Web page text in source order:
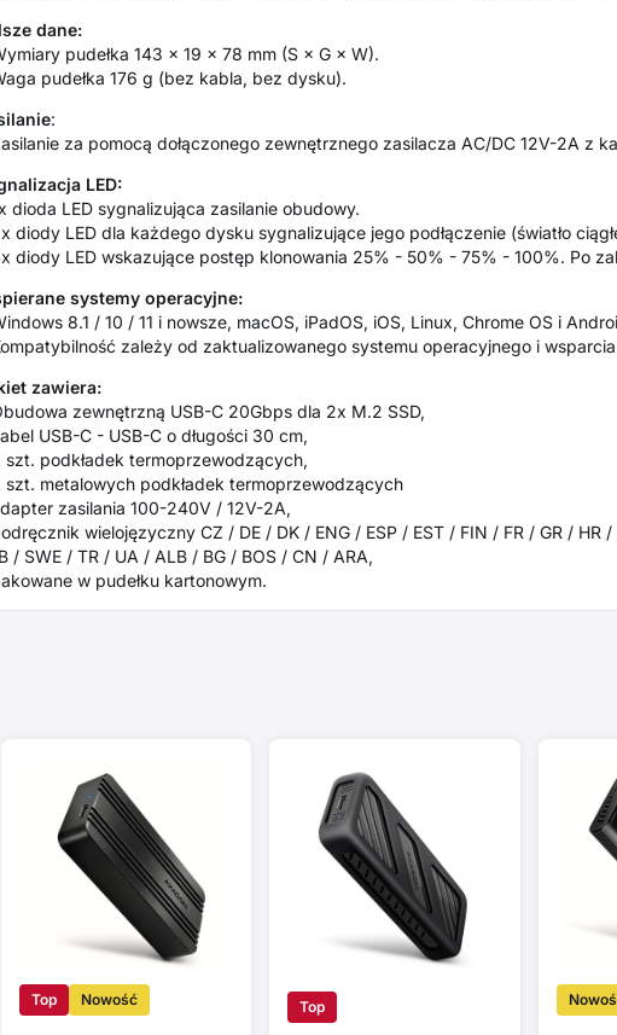
dane:
pudełka 143 × 19 × 78 mm (S × G × W).
pudełka 176 g (bez kabla, bez dysku).
:
za pomocą dołączonego zewnętrznego zasilacza AC/DC 12V-2A z
LED:
dioda LED sygnalizująca zasilanie obudowy.
diody LED dla każdego dysku sygnalizujące jego podłączenie (światło
diody LED wskazujące postęp klonowania 25% - 50% - 75% - 100%. Po
systemy operacyjne:
8.1 / 10 / 11 i nowsze, macOS, iPadOS, iOS, Linux, Chrome OS i
zależy od zaktualizowanego systemu operacyjnego i
zawiera:
zewnętrzną USB-C 20Gbps dla 2x M.2 SSD,
USB-C - USB-C o długości 30 cm,
szt. podkładek termoprzewodzących,
szt. metalowych podkładek termoprzewodzących
zasilania 100-240V / 12V-2A,
wielojęzyczny CZ / DE / DK / ENG / ESP / EST / FIN / FR / GR /
/ SWE / TR / UA / ALB / BG / BOS / CN / ARA,
w pudełku kartonowym.
Top Nowość Top